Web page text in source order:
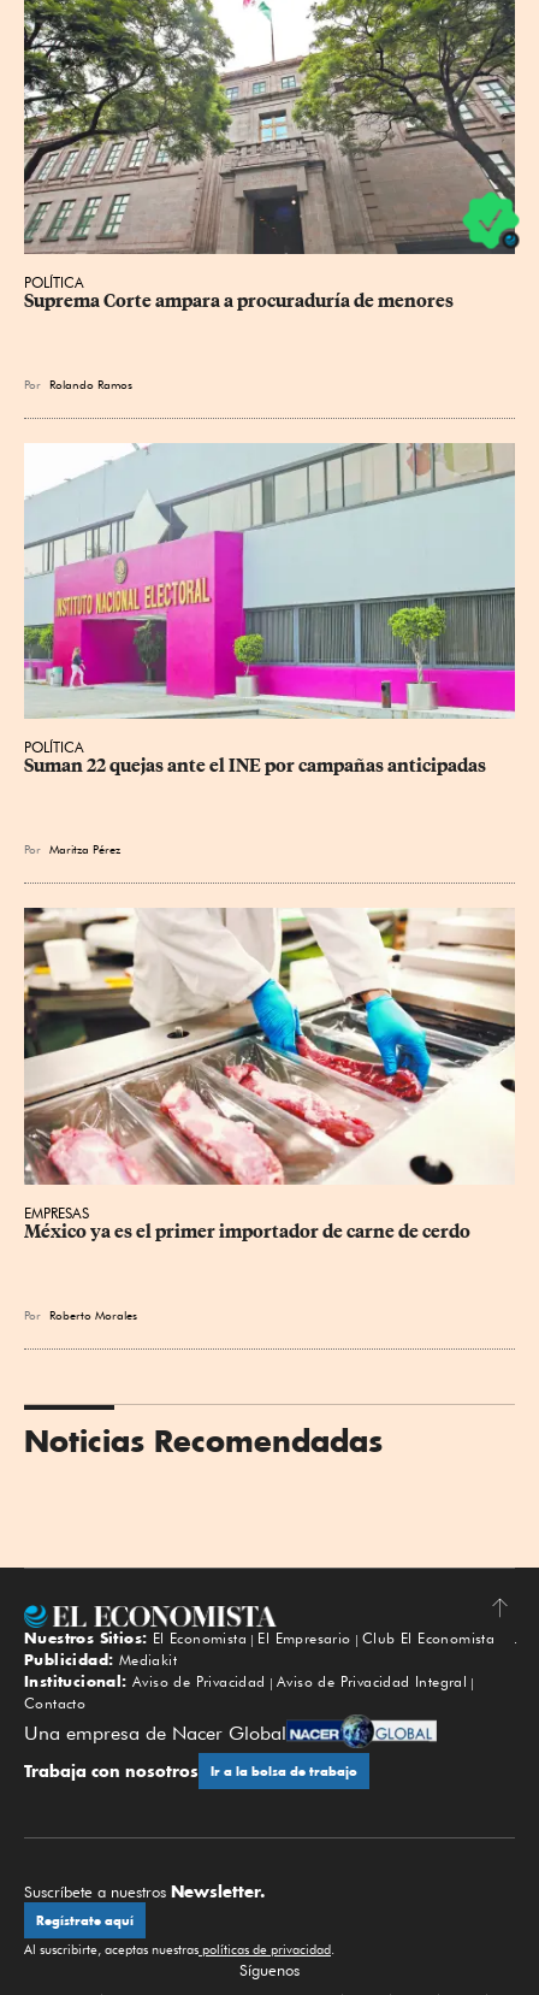
POLÍTICA
Suprema Corte ampara a procuraduría de menores
Por Rolando Ramos
POLÍTICA
Suman 22 quejas ante el INE por campañas anticipadas
Por Maritza Pérez
EMPRESAS
México ya es el primer importador de carne de cerdo
Por Roberto Morales
Noticias Recomendadas
Subir
Nuestros Sitios: El Economista El Empresario
Club El Economista
Publicidad: Mediakit
Institucional: Aviso de Privacidad
Aviso de Privacidad Integral
Contacto
Una empresa de Nacer Global
Trabaja con nosotros Ir a la bolsa de trabajo
Suscríbete a nuestros Newsletter.
Regístrate aquí
Al suscribirte, aceptas nuestras políticas de privacidad
Síguenos